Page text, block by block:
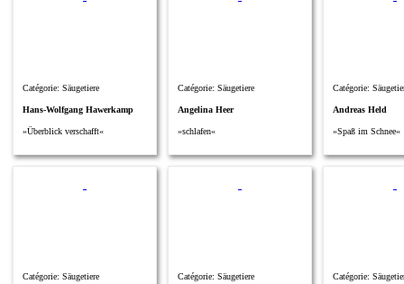
Catégorie: Säugetiere
Hans-Wolfgang Hawerkamp
»Überblick verschafft«
Catégorie: Säugetiere
Angelina Heer
»schlafen«
Catégorie:
Andreas Held
»Spaß im Schnee«
Catégorie: Säugetiere Catégorie: Säugetiere Catégorie: